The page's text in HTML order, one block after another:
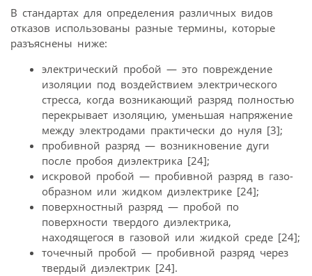
В стандартах для определения различных видов
отказов использованы разные термины, которые
разъяснены ниже:
электрический пробой — это повреждение
изоляции под воздействием электрического
стресса, когда возникающий разряд полностью
перекрывает изоляцию, уменьшая напряжение
между электродами практически до нуля [3];
пробивной разряд — возникновение дуги
после пробоя диэлектрика [24];
искровой пробой — пробивной разряд в газо­
образном или жидком диэлектрике [24];
поверхностный разряд — пробой по
поверхности твердого диэлектрика,
находящегося в газовой или жидкой среде [24];
точечный пробой — пробивной разряд через
твердый диэлектрик [24].